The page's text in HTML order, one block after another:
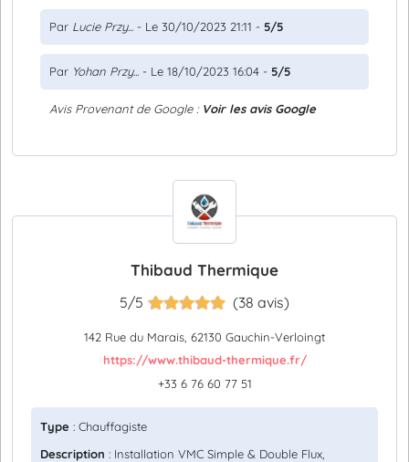
Par Lucie Przy... - Le 30/10/2023 21:11 - 5/5
Par Yohan Przy... - Le 18/10/2023 16:04 - 5/5
Avis Provenant de Google : Voir les avis Google
Thibaud Thermique
5/5 (38 avis)
142 Rue du Marais, 62130 Gauchin-Verloingt
https://www.thibaud-thermique.fr/
+33 6 76 60 77 51
Type : Chauffagiste
Description : Installation VMC Simple & Double Flux,